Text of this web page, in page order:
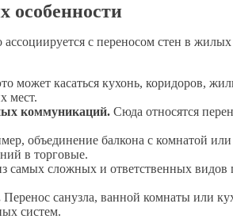
особенности
с переносом стен в
может касаться кухонь, коридоров,
мест.
коммуникаций. Сюда относятся
объединение балкона с комнатой
в торговые.
самых сложных и ответственных видов
Перенос санузла, ванной комнаты или
систем.